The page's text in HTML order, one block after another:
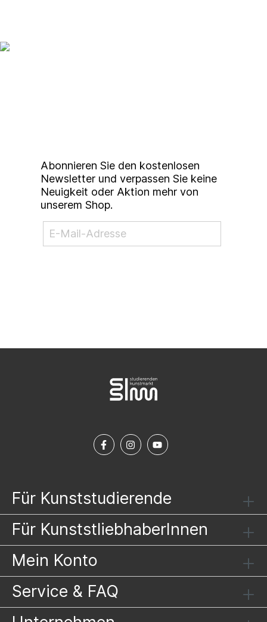
Abonnieren Sie den kostenlosen
Newsletter und verpassen Sie keine
Neuigkeit oder Aktion mehr von
unserem Shop.
Für Kunststudierende
Für KunststliebhaberInnen
Mein Konto
Service & FAQ